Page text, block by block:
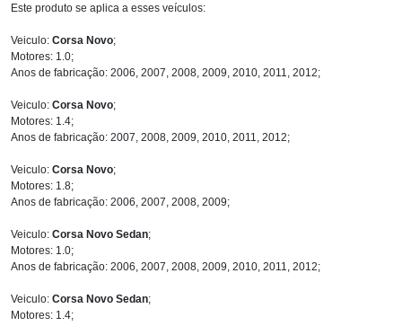
Este produto se aplica a esses veículos:
Veiculo: Corsa Novo;
Motores: 1.0;
Anos de fabricação: 2006, 2007, 2008, 2009, 2010, 2011, 2012;
Veiculo: Corsa Novo;
Motores: 1.4;
Anos de fabricação: 2007, 2008, 2009, 2010, 2011, 2012;
Veiculo: Corsa Novo;
Motores: 1.8;
Anos de fabricação: 2006, 2007, 2008, 2009;
Veiculo: Corsa Novo Sedan;
Motores: 1.0;
Anos de fabricação: 2006, 2007, 2008, 2009, 2010, 2011, 2012;
Veiculo: Corsa Novo Sedan;
Motores: 1.4;